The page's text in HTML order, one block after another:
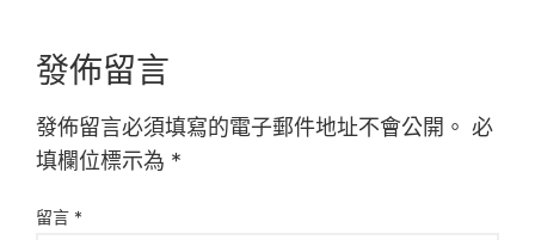
發佈留言
發佈留言必須填寫的電子郵件地址不會公開。 必
填欄位標示為 *
留言 *